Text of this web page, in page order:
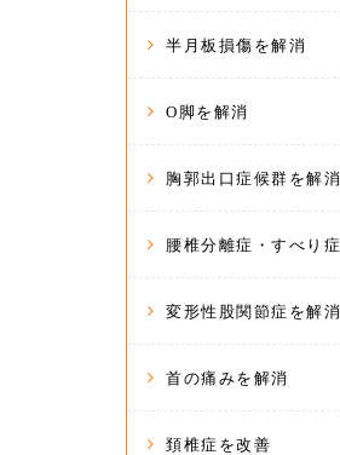
半月板損傷を解消
O脚を解消
胸郭出口症候群を解消
腰椎分離症・すべり症
変形性股関節症を解消
首の痛みを解消
頚椎症を改善